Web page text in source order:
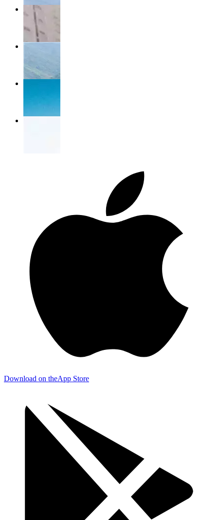
Download on theApp Store